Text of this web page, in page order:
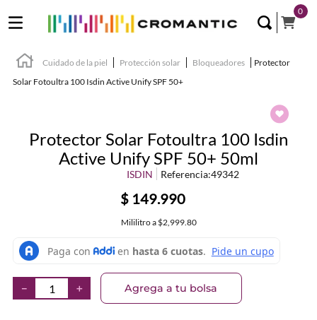
0
Cuidado de la piel Protección solar Bloqueadores
Protector
Solar Fotoultra 100 Isdin Active Unify SPF 50+
Protector Solar Fotoultra 100 Isdin
Active Unify SPF 50+ 50ml
ISDIN Referencia:49342
$ 149.990
Mililitroa $2,999.80
＋
－ Agrega a tu bolsa